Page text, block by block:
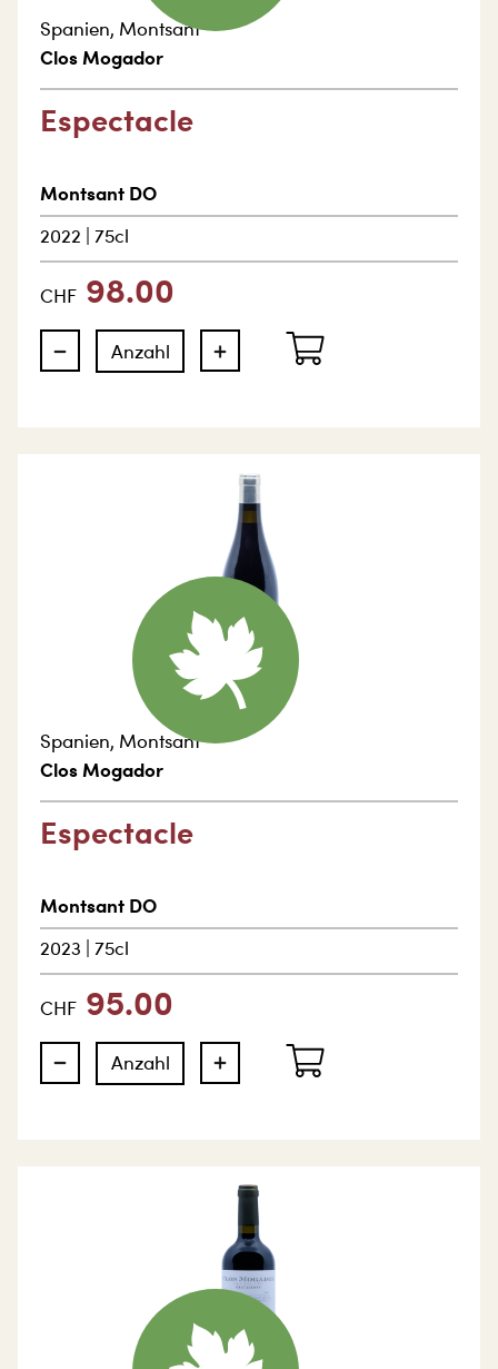
Spanien, Montsant
Clos Mogador
Espectacle
Montsant DO
2022 75cl
CHF 98.00
Spanien, Montsant
Clos Mogador
Espectacle
Montsant DO
2023 75cl
CHF 95.00